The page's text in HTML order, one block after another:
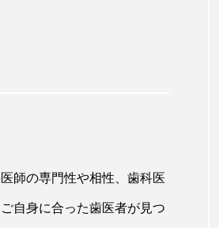
師の専門性や相性、歯科医
自身に合った歯医者が見つ